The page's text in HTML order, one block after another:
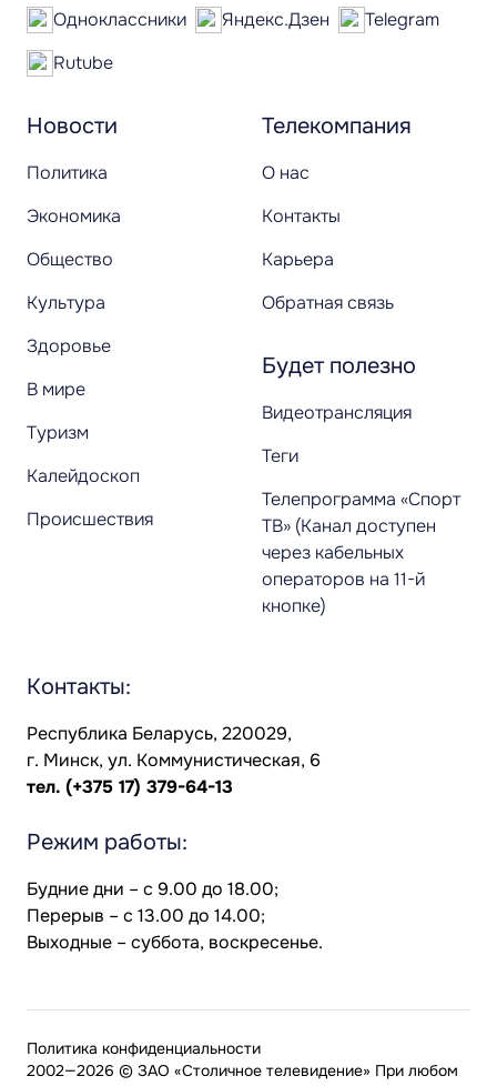
Новости
Политика
Экономика
Общество
Культура
Здоровье
В мире
Туризм
Калейдоскоп
Происшествия
Телекомпания
О нас
Контакты
Карьера
Обратная связь
Будет полезно
Видеотрансляция
Теги
Телепрограмма «Спорт
ТВ» (Канал доступен
через кабельных
операторов на 11-й
кнопке)
Одноклассники
Яндекс.Дзен
Telegram
Rutube
Контакты:
Республика Беларусь, 220029,
г. Минск, ул. Коммунистическая, 6
тел. (+375 17) 379-64-13
Режим работы:
Будние дни – с 9.00 до 18.00;
Перерыв – с 13.00 до 14.00;
Выходные – суббота, воскресенье.
2002—2026 © ЗАО «Столичное телевидение» При любом
Политика конфиденциальности